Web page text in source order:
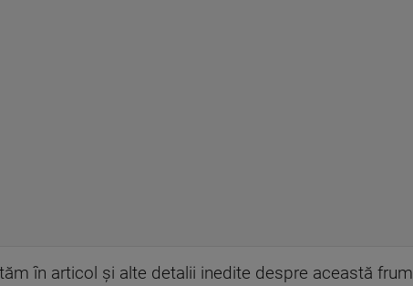
în articol și alte detalii inedite despre această